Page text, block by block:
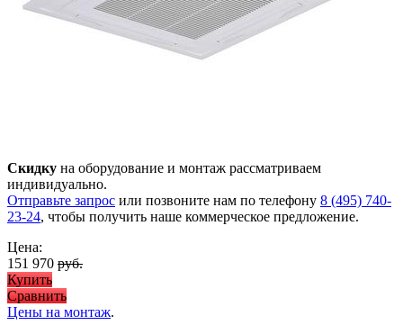
Скидку на оборудование и монтаж рассматриваем
индивидуально.
Отправьте запрос или позвоните нам по телефону 8 (495) 740-
23-24, чтобы получить наше коммерческое предложение.
Цена:
151 970 руб.
Купить
Сравнить
Цены на монтаж.